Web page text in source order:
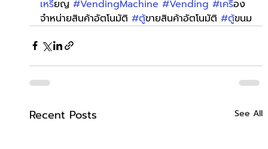
เหรียญ #VendingMachine #Vending #เครื่อง
จำหน่ายสินค้าอัตโนมัติ #ตู้ขายสินค้าอัตโนมัติ #ตู้ขนม
Recent Posts See All